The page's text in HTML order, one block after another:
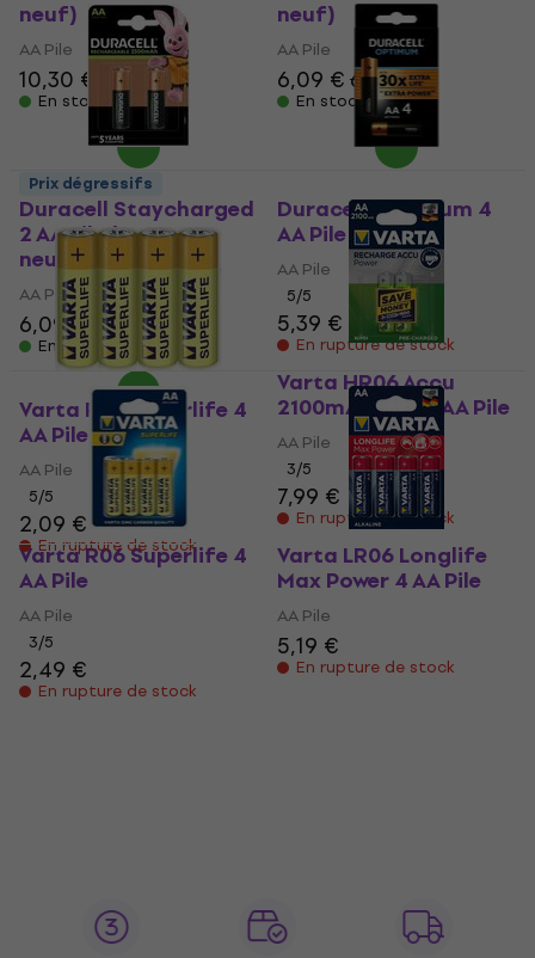
neuf)
AA Pile
10,30 € 11,10 €
En stock
neuf)
AA Pile
6,09 €6,59 €
En stock
Duracell Staycharged
2 AA Pile (Comme
neuf)
AA Pile
6,09 € 6,59 €
En stock
Duracell Optimum 4
AA Pile
AA Pile
5/5
5,39 €
En rupture de stock
Prix dégressifs
Varta R06 Superlife 4
AA Pile
AA Pile
5/5
2,09 €
En rupture de stock
Varta HR06 Accu
2100mAh R2U 2 AA Pile
AA Pile
3/5
7,99 €
En rupture de stock
Varta R06 Superlife 4
AA Pile
AA Pile
3/5
2,49 €
En rupture de stock
Varta LR06 Longlife
Max Power 4 AA Pile
AA Pile
5,19 €
En rupture de stock